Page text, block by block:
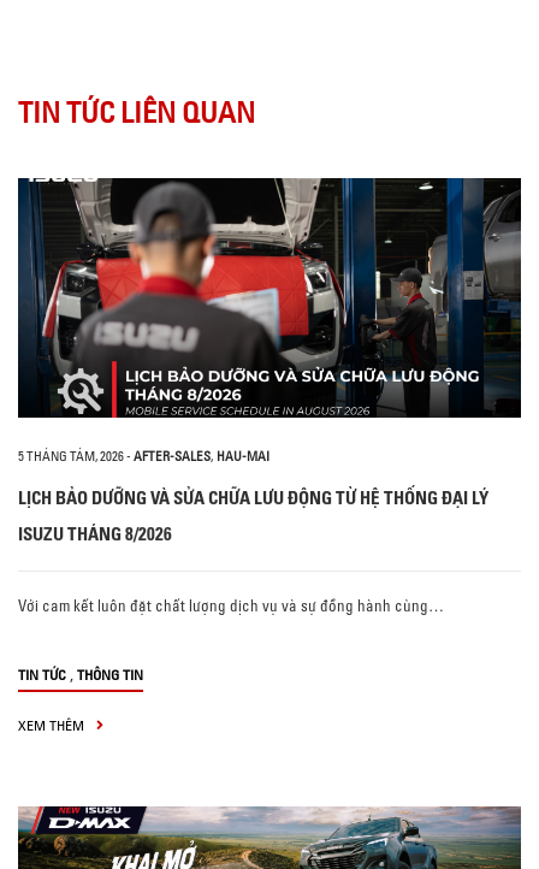
TIN TỨC LIÊN QUAN
5 THÁNG TÁM, 2026- AFTER-SALES, HAU-MAI
LỊCH BẢO DƯỠNG VÀ SỬA CHỮA LƯU ĐỘNG TỪ HỆ THỐNG ĐẠI LÝ
ISUZU THÁNG 8/2026
Với cam kết luôn đặt chất lượng dịch vụ và sự đồng hành cùng…
TIN TỨC , THÔNG TIN
XEM THÊM